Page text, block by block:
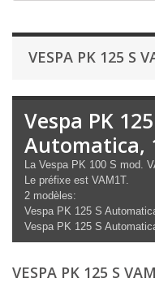
VESPA PK 125 S
Vespa PK
Automatica,
La Vespa PK 100 S mod.
Le préfixe est VAM1T.
2 modèles:
Vespa PK 125 S
Vespa PK 125 S
VESPA PK 125 S